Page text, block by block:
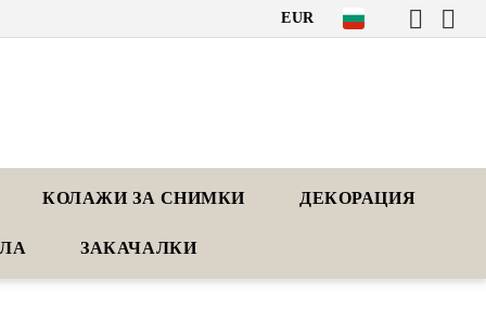
EUR
КОЛАЖИ ЗА СНИМКИ ДЕКОРАЦИЯ
ЗАКАЧАЛКИ